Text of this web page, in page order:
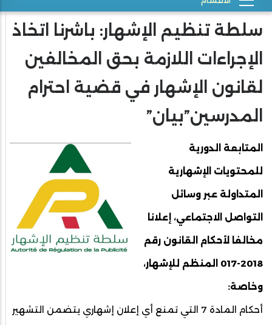
سلطة تنظيم الإشهار: باشرنا اتخاذ
الإجراءات اللازمة بحق المخالفين
لقانون الإشهار في قضية احترام
المدرسين”بيان”
المتابعة الدورية
للمحتويات الإشهارية
المتداولة عبر وسائل
التواصل الاجتماعي، إعلانا
مخالفا لأحكام القانون رقم
2018-017 المنظم للإشهار،
وخاصة:
أحكام المادة 7 التي تمنع أي إعلان إشهاري يتضمن التشهير